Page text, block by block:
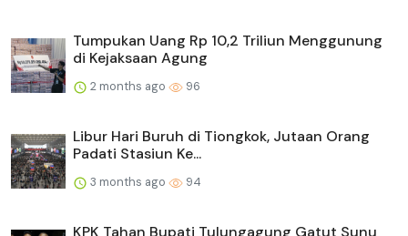
Tumpukan Uang Rp 10,2 Triliun Menggunung
di Kejaksaan Agung
2 months ago 96
Libur Hari Buruh di Tiongkok, Jutaan Orang
Padati Stasiun Ke...
3 months ago 94
KPK Tahan Bupati Tulungagung Gatut Sunu